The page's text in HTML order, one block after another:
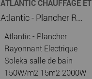
ATLANTIC CHAUFFAGE ET
Atlantic - Plancher Rayonnant Electrique Soleka salle de bain 150W/m2 15m2 2000W (120307)
Atlantic - Plancher
Rayonnant Electrique
Soleka salle de bain
150W/m2 15m2 2000W